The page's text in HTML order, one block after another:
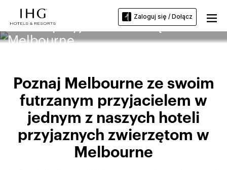
Zaloguj się / Dołącz
Hotele przyjazne zwierzętom w
Melbourne
Poznaj Melbourne ze swoim
futrzanym przyjacielem w
jednym z naszych hoteli
przyjaznych zwierzętom w
Melbourne